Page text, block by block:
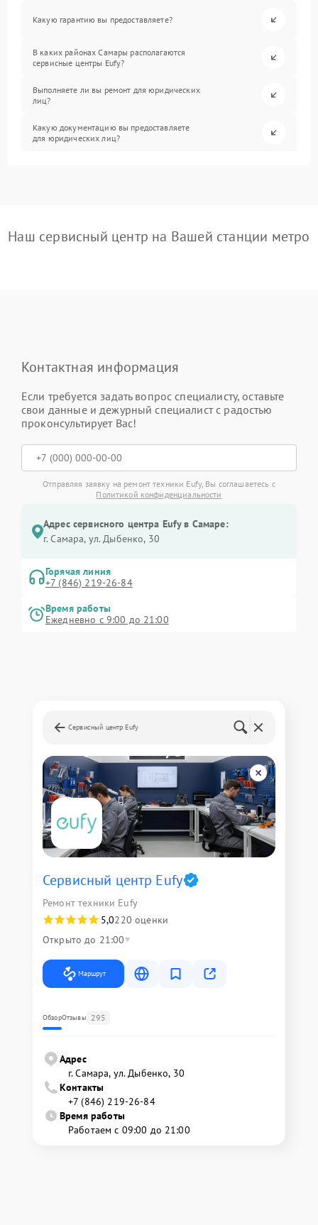
Какую гарантию вы предоставляете?
В каких районах Самары располагаются
сервисные центры Eufy?
Выполняете ли вы ремонт для юридических
лиц?
Какую документацию вы предоставляете
для юридических лиц?
Наш сервисный центр на Вашей станции метро
Контактная информация
Если требуется задать вопрос специалисту, оставьте
свои данные и дежурный специалист с радостью
проконсультирует Вас!
Отправляя заявку на ремонт техники Eufy, Вы соглашаетесь с
Политикой конфиденциальности
Адрес сервисного центра Eufy в Самаре:
г. Самара, ул. Дыбенко, 30
Горячая линия
+7 (846) 219-26-84
Время работы
Ежедневно с 9:00 до 21:00
Сервисный центр Eufy
Сервисный центр Eufy
Ремонт техники Eufy
5,0220 оценки
Открыто до 21:00
Маршрут
ОбзорОтзывы 295
Адрес
г. Самара, ул. Дыбенко, 30
Контакты
+7 (846) 219-26-84
Время работы
Работаем с 09:00 до 21:00